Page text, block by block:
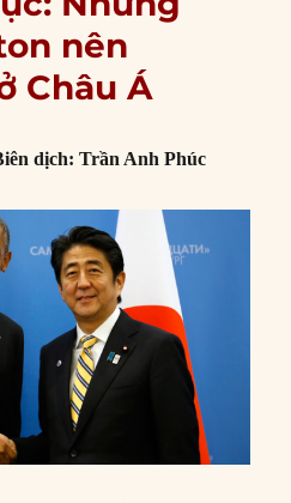
nên
Châu Á
dịch: Trần Anh Phúc